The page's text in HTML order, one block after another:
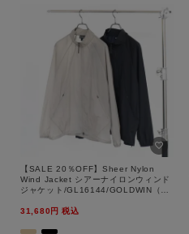
MENS
【SALE 20％OFF】Sheer Nylon
Wind Jacket シアーナイロンウィンド
ジャケット/GL16144/GOLDWIN（ゴ
31,680
税込